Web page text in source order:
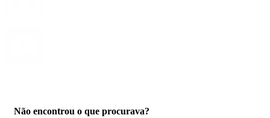
Não encontrou o que procurava?